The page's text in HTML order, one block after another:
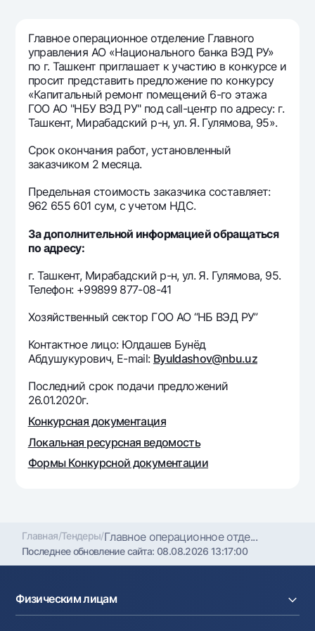
Для всех USD
Золотой депозит
Золотые слитки от НБУ
Серебряный депозит
Visa
Visa FIFA
Mastercard
Зарплатные
Garmin pay
Тарифы
Акции
Мобильное приложение Milliy
Часто задаваемые вопросы
Ищите по сайту
Найти
Полезные ссылки
Часто задаваемые вопросы
Согласие на обработку персональных данных
Следите за нами в соцсетях
Контакт-центр
+998 78 148-00-101344
Главное операционное отделение Главного
управления АО «Национального банка ВЭД РУ»
по г. Ташкент приглашает к участию в конкурсе и
просит представить предложение по конкурсу
«Капитальный ремонт помещений 6-го этажа
ГОО АО "НБУ ВЭД РУ" под call-центр по адресу: г.
Ташкент, Мирабадский р-н, ул. Я. Гулямова, 95».
Срок окончания работ, установленный
заказчиком 2 месяца.
Предельная стоимость заказчика составляет:
962 655 601 сум, с учетом НДС.
За дополнительной информацией обращаться
по адресу:
г. Ташкент, Мирабадский р-н, ул. Я. Гулямова, 95.
Телефон: +99899 877-08-41
Хозяйственный сектор ГОО АО “НБ ВЭД РУ”
Контактное лицо: Юлдашев Бунёд
Абдушукурович, Е-mail: Byuldashov@nbu.uz
Последний срок подачи предложений
26.01.2020г.
Конкурсная документация
Локальная ресурсная ведомость
Формы Конкурсной документации
Главная/Тендеры/Главное операционное отде...
Последнее обновление сайта:08.08.2026 13:17:00
Физическим лицам